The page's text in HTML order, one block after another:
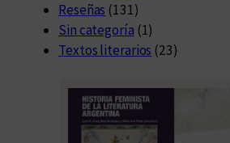
Reseñas (131)
Sin categoría (1)
Textos literarios (23)